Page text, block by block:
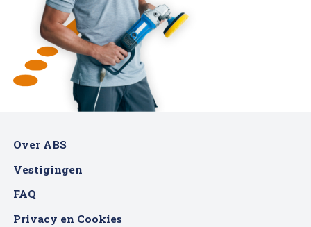
Over ABS
Vestigingen
FAQ
Privacy en Cookies